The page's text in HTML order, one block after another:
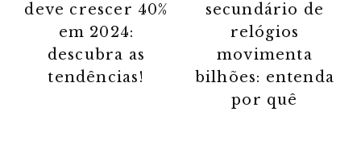
deve crescer 40%
em 2024:
descubra as
tendências!
secundário de
relógios
movimenta
bilhões: entenda
por quê